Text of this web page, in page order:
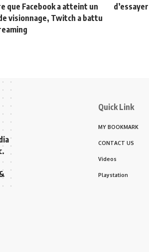
que Facebook a atteint un
visionnage, Twitch a battu
Quick Link
MY BOOKMARK
CONTACT US
Videos
Playstation